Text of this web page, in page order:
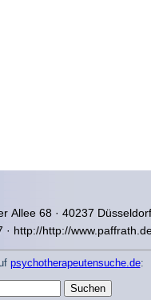
Allee 68 · 40237
· http://http://
psychotherapeutensuche.de: